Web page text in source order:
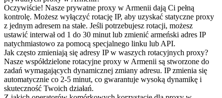
Oczywiście! Nasze prywatne proxy w Armenii dają Ci pełną
kontrolę. Możesz wyłączyć rotację IP, aby uzyskać statyczne proxy
z jednym adresem na stałe. Jeśli potrzebujesz rotacji, możesz
ustawić interwał od 1 do 30 minut lub zmienić armeński adres IP
natychmiastowo za pomocą specjalnego linku lub API.
Jak często zmieniają się adresy IP w waszych rotacyjnych proxy?
Nasze współdzielone rotacyjne proxy w Armenii są stworzone do
zadań wymagających dynamicznej zmiany adresu. IP zmienia się
automatycznie co 2-5 minut, co gwarantuje wysoką dynamikę i
skuteczność Twoich działań.